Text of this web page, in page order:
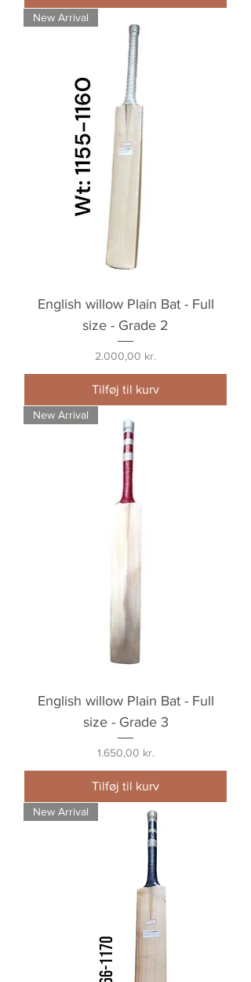
New Arrival
English willow Plain Bat - Full
size - Grade 2
Pris
2.000,00 kr.
Tilføj til kurv
New Arrival
English willow Plain Bat - Full
size - Grade 3
Pris
1.650,00 kr.
Tilføj til kurv
New Arrival